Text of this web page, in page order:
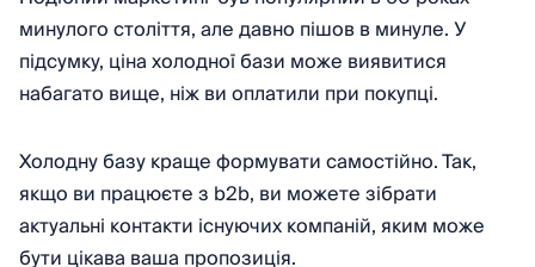
минулого століття, але давно пішов в минуле. У
підсумку, ціна холодної бази може виявитися
набагато вище, ніж ви оплатили при покупці.
Холодну базу краще формувати самостійно. Так,
якщо ви працюєте з b2b, ви можете зібрати
актуальні контакти існуючих компаній, яким може
бути цікава ваша пропозиція.